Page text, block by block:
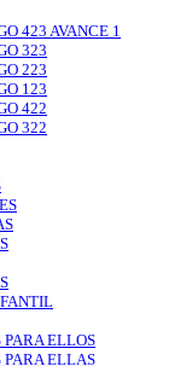
423 AVANCE 1
323
223
123
422
322
PARA ELLOS
PARA ELLAS